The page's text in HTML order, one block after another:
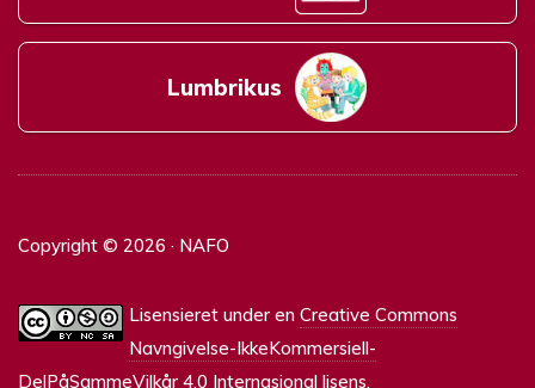
Lumbrikus
Copyright © 2026 · NAFO
Lisensieret under en Creative Commons
Navngivelse-IkkeKommersiell-
DelPåSammeVilkår 4.0 Internasjonal lisens.